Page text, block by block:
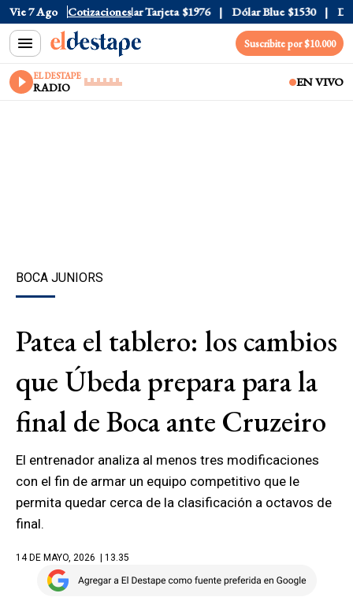
Vie 7 Ago Cotizaciones
Oficial $1520 Dólar Tarjeta $1976 Dólar Blue $1530 Dólar
Suscribite por $10.000
EL DESTAPE
RADIO EN VIVO
BOCA JUNIORS
Patea el tablero: los cambios
que Úbeda prepara para la
final de Boca ante Cruzeiro
El entrenador analiza al menos tres modificaciones
con el fin de armar un equipo competitivo que le
permita quedar cerca de la clasificación a octavos de
final.
14 DE MAYO, 2026 | 13.35